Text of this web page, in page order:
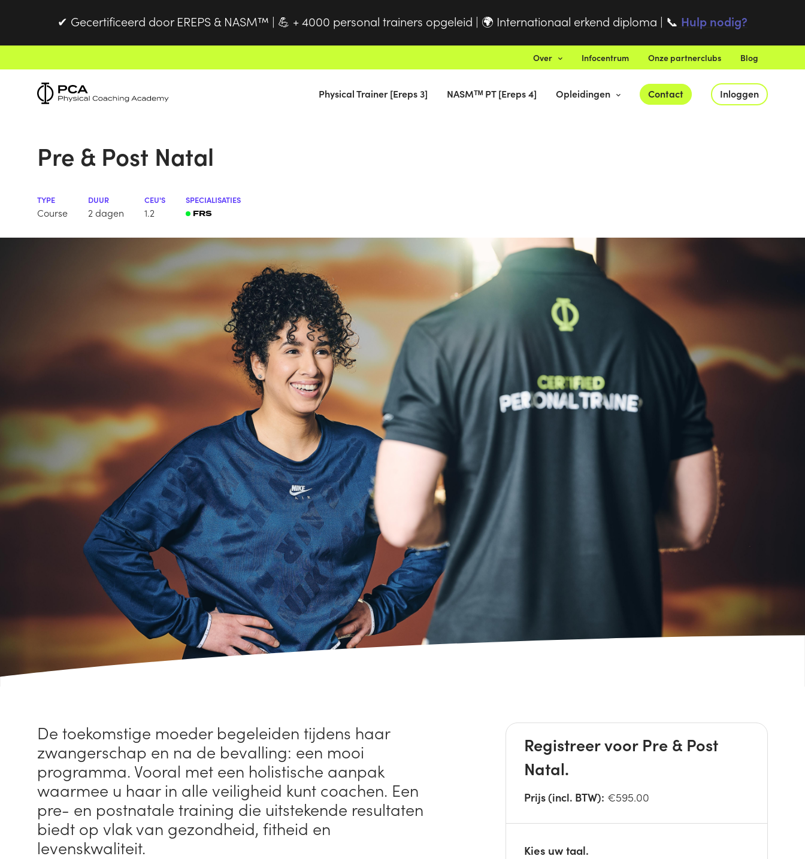
✔ Gecertificeerd door EREPS & NASM™ | 💪 + 4000 personal trainers opgeleid | 🌍 Internationaal erkend diploma | 📞 Hulp nodig?
Over Infocentrum Onze partnerclubs Blog
Physical Trainer [Ereps 3] NASMᵀᴹ PT [Ereps 4] Opleidingen Contact Inloggen
Pre & Post Natal
TYPE
Course
DUUR
2 dagen
CEU'S
1.2
SPECIALISATIES
FRS
De toekomstige moeder begeleiden tijdens haar
zwangerschap en na de bevalling: een mooi
programma. Vooral met een holistische aanpak
waarmee u haar in alle veiligheid kunt coachen. Een
pre- en postnatale training die uitstekende resultaten
biedt op vlak van gezondheid, fitheid en
levenskwaliteit.
Registreer voor Pre & Post
Natal.
Prijs (incl. BTW): €595.00
Kies uw taal.